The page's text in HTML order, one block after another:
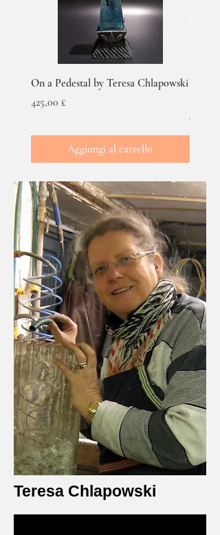
On a Pedestal by Teresa Chlapowski
Prezzo
425,00 £
Aggiungi al carrello
by
Prezzo
90,00 £
Teresa Chlapowski